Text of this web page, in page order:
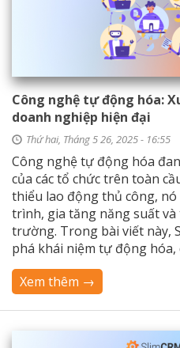
Công nghệ tự động hóa:
doanh nghiệp hiện đại
Thứ hai, Tháng 5 26, 2025 - 16:55
Công nghệ tự động hóa
của các tổ chức trên toàn
thiểu lao động thủ công,
trình, gia tăng năng suất
trường. Trong bài viết này,
phá khái niệm tự động hóa,
Xem thêm →